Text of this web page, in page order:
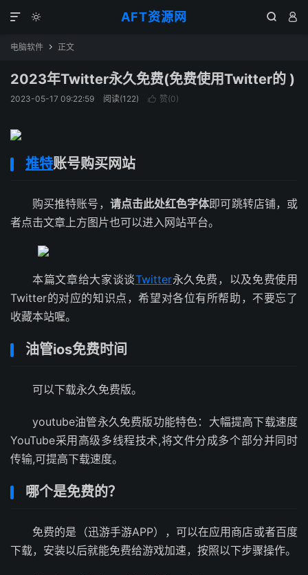
AFT资源网
  

电脑软件  正文
2023年Twitter永久免费(免费使用Twitter的 )
2023-05-17 09:22:59 阅读(122)  赞(0)
推特账号购买网站
购买推特账号， 请点击此处红色字体即可跳转店铺，或
者点击文章上方图片也可以进入网站平台。
本篇文章给大家谈谈Twitter永久免费，以及免费使用
Twitter的对应的知识点，希望对各位有所帮助，不要忘了
收藏本站喔。
油管ios免费时间
可以下载永久免费版。
youtube油管永久免费版功能特色：大幅提高下载速度
YouTube采用高级多线程技术,将文件分成多个部分并同时
传输,可提高下载速度。
哪个是免费的？
免费的是（迅游手游APP），可以在应用商店或者百度
下载，安装以后就能免费给游戏加速，按照以下步骤操作。